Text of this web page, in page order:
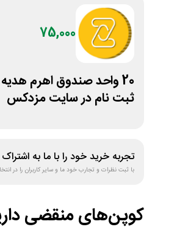
75,000
20 واحد صندوق اهرم هدیه
ثبت نام در سایت مزدکس
تجربه خرید خود را با ما به اشتراک
با ثبت نظرات و تجارب خود ما و سایر کاربران را در
کوپن‌های منقضی